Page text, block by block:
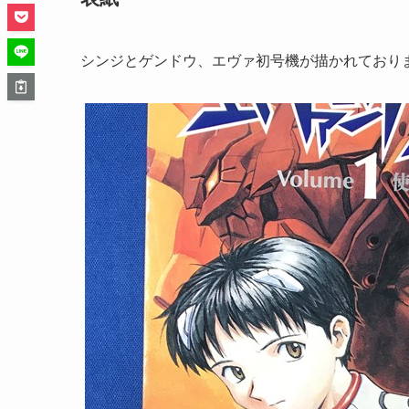
シンジとゲンドウ、エヴァ初号機が描かれており